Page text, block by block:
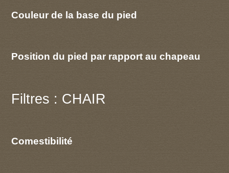
Couleur de la base du pied
Position du pied par rapport au chapeau
Filtres : CHAIR
Comestibilité